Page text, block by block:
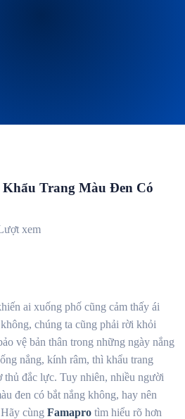
Trang Màu Đen Có
xem
ai xuống phố cũng cảm thấy ái
chúng ta cũng phải rời khỏi
vệ bản thân trong những ngày nắng
nắng, kính râm, thì khẩu trang
thủ đắc lực. Tuy nhiên, nhiều người
đen có bắt nắng không, hay nên
cùng Famapro tìm hiểu rõ hơn